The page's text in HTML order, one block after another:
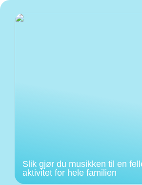
Slik gjør du musikken til en
aktivitet for hele familien